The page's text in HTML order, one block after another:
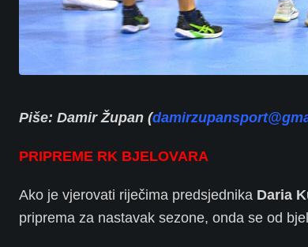
Piše: Damir Župan (
PRIPREME RK BJELOVARA
Ako je vjerovati riječima predsjednika Daria
priprema za nastavak sezone, onda se od